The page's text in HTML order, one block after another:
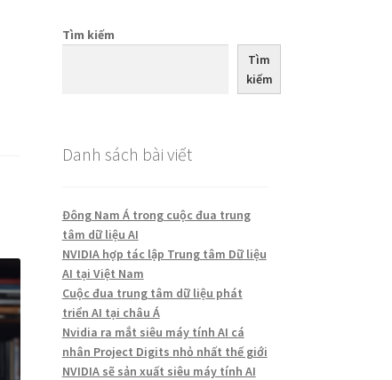
Tìm kiếm
Tìm
kiếm
Danh sách bài viết
Đông Nam Á trong cuộc đua trung
tâm dữ liệu AI
NVIDIA hợp tác lập Trung tâm Dữ liệu
AI tại Việt Nam
Cuộc đua trung tâm dữ liệu phát
triển AI tại châu Á
Nvidia ra mắt siêu máy tính AI cá
nhân Project Digits nhỏ nhất thế giới
NVIDIA sẽ sản xuất siêu máy tính AI